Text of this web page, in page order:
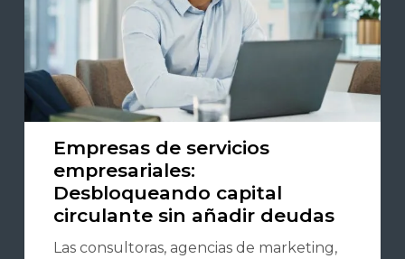
Empresas de servicios
empresariales:
Desbloqueando capital
circulante sin añadir deudas
Las consultoras, agencias de marketing,